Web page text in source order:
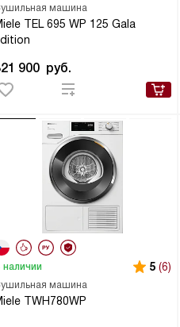
машина
TEL 695 WP 125 Gala
900 руб.
машина
TWH780WP
наличии 5 (6)